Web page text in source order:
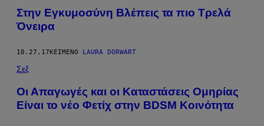
Στην Εγκυμοσύνη Βλέπεις τα πιο Τρελά
Όνειρα
10.27.17 ΚΕΊΜΕΝΟ LAURA DORWART
Σεξ
Οι Απαγωγές και οι Καταστάσεις Ομηρίας
Είναι το νέο Φετίχ στην BDSM Κοινότητα